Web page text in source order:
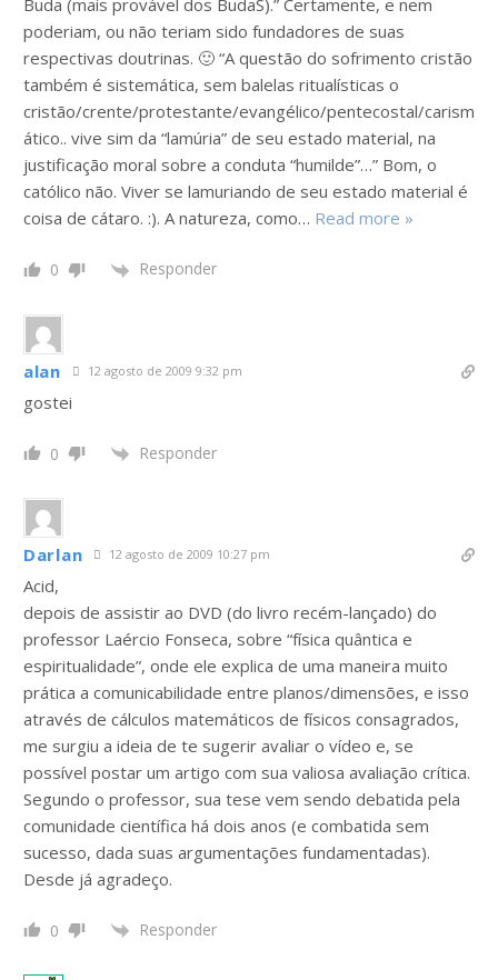
Buda (mais provável dos BudaS).” Certamente, e nem
poderiam, ou não teriam sido fundadores de suas
respectivas doutrinas. 🙂 “A questão do sofrimento cristão
também é sistemática, sem balelas ritualísticas o
cristão/crente/protestante/evangélico/pentecostal/carism
ático.. vive sim da “lamúria” de seu estado material, na
justificação moral sobre a conduta “humilde”…” Bom, o
católico não. Viver se lamuriando de seu estado material é
coisa de cátaro. :). A natureza, como… Read more »
0 Responder
alan 12 agosto de 2009 9:32 pm
gostei
0 Responder
Darlan 12 agosto de 2009 10:27 pm
Acid,
depois de assistir ao DVD (do livro recém-lançado) do
professor Laércio Fonseca, sobre “física quântica e
espiritualidade”, onde ele explica de uma maneira muito
prática a comunicabilidade entre planos/dimensões, e isso
através de cálculos matemáticos de físicos consagrados,
me surgiu a ideia de te sugerir avaliar o vídeo e, se
possível postar um artigo com sua valiosa avaliação crítica.
Segundo o professor, sua tese vem sendo debatida pela
comunidade científica há dois anos (e combatida sem
sucesso, dada suas argumentações fundamentadas).
Desde já agradeço.
0 Responder